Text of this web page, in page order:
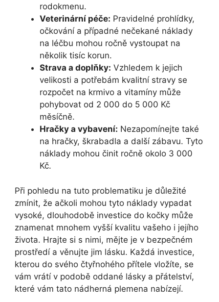
rodokmenu.
Veterinární péče: Pravidelné prohlídky,
očkování a případné nečekané náklady
na léčbu mohou ročně vystoupat na
několik tisíc korun.
Strava a doplňky: Vzhledem k jejich
velikosti a potřebám kvalitní stravy se
rozpočet na krmivo a vitamíny může
pohybovat od 2 000 do 5 000 Kč
měsíčně.
Hračky a vybavení: Nezapomínejte také
na hračky, škrabadla a další zábavu. Tyto
náklady mohou činit ročně okolo 3 000
Kč.
Při pohledu na tuto problematiku je důležité
zmínit, že ačkoli mohou tyto náklady vypadat
vysoké, dlouhodobě investice do kočky může
znamenat mnohem vyšší kvalitu vašeho i jejího
života. Hrajte si s nimi, mějte je v bezpečném
prostředí a věnujte jim lásku. Každá investice,
kterou do svého čtyřnohého přítele vložíte, se
vám vrátí v podobě oddané lásky a přátelství,
které vám tato nádherná plemena nabízejí.